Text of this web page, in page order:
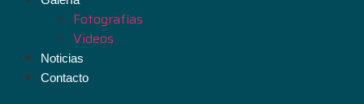
Fotografías
Videos
Noticias
Contacto